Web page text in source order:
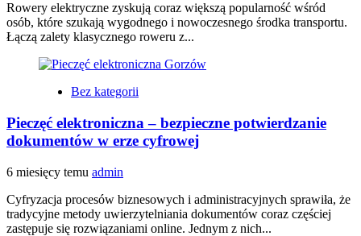
Rowery elektryczne zyskują coraz większą popularność wśród
osób, które szukają wygodnego i nowoczesnego środka transportu.
Łączą zalety klasycznego roweru z...
Bez kategorii
Pieczęć elektroniczna – bezpieczne potwierdzanie
dokumentów w erze cyfrowej
6 miesięcy temu admin
Cyfryzacja procesów biznesowych i administracyjnych sprawiła, że
tradycyjne metody uwierzytelniania dokumentów coraz częściej
zastępuje się rozwiązaniami online. Jednym z nich...